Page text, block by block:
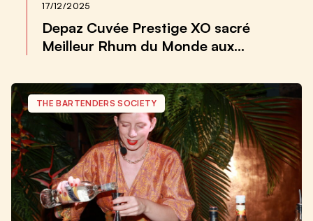
17/12/2025
Depaz Cuvée Prestige XO sacré
Meilleur Rhum du Monde aux
THE BARTENDERS SOCIETY